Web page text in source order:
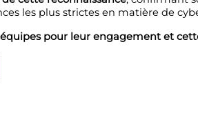
les plus strictes en matière de
pour leur engagement et